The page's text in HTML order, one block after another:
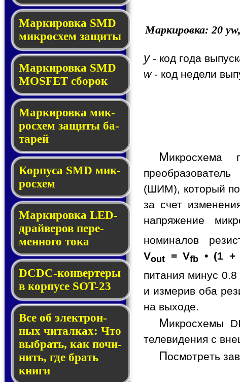
Мар­ки­ров­ка SMD
мик­рос­хем защиты
Мар­ки­ров­ка SMD
MOSFET сбо­рок
Мар­ки­ров­ка мик­
ро­схем за­щи­ты ба­
та­рей
Корпуса SMD мик­
ро­схем
Маркировка LED-
драй­ве­ров пе­ре­
мен­но­го то­ка
DCDC-кон­вер­те­ры
в кор­пу­се SOT-23
Все об элек­трон­
ных чи­тал­ках: Что
выб­рать, как по­чи­
нить, где брать
кни­ги
Маркировка:20
y- код года
w- код недели
Микросхема
(ШИМ), который
за счет
напряжение
номиналов
Vout = Vfb • (1 +
питания минус
и измерив оба
на выходе.
Микросхемы
телевидения с
Посмотреть